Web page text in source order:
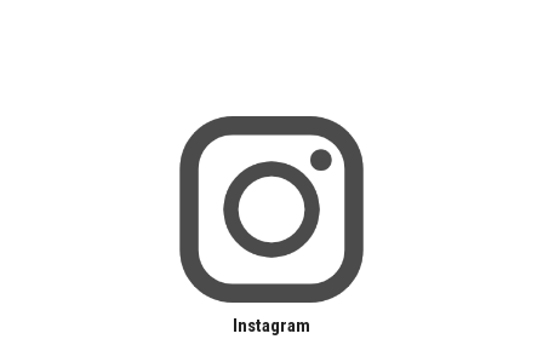
Instagram